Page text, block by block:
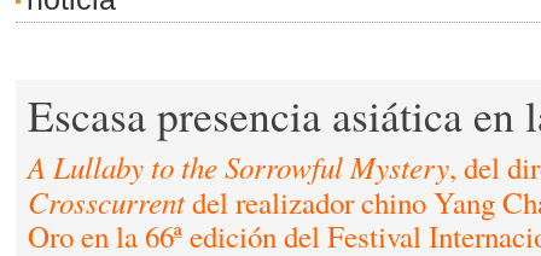
Escasa presencia asiática
A Lullaby to the Sorrowful Mystery, del
Crosscurrentdel realizador chino Yang
Oro en la 66ª edición del Festival